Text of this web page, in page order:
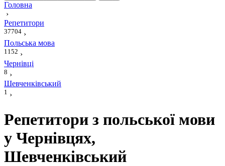
Головна
›
Репетитори
37704 ›
Польська мова
1152 ›
Чернівці
8 ›
Шевченківський
1 ›
Репетитори з польської мови
у Чернівцях,
Шевченківський